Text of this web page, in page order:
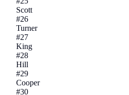
Scott
#26
Turner
#27
King
#28
Hill
#29
Cooper
#30